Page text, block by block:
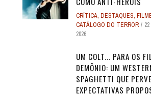
CRÍTICA, DESTAQUES,
CATÁLOGO DO TERROR
2026
UM COLT... PARA OS
DEMÔNIO: UM
SPAGHETTI QUE
EXPECTATIVAS